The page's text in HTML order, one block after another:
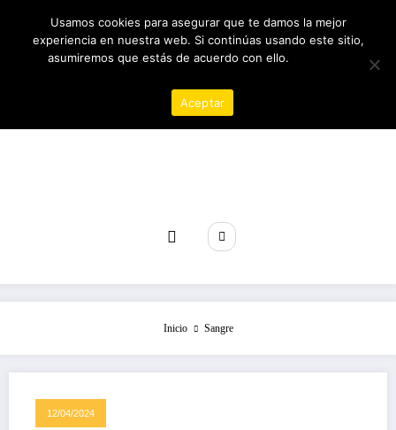
contenido
08/08/2026 5:13:14 PM
Inicio Sangre
12/04/2024
Usamos cookies para asegurar que te damos la mejor
experiencia en nuestra web. Si continúas usando este sitio,
asumiremos que estás de acuerdo con ello.
Aceptar